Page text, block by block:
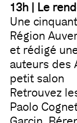
13h | Le
Une
Région
et rédigé
auteurs des
petit salon
Retrouvez
Paolo